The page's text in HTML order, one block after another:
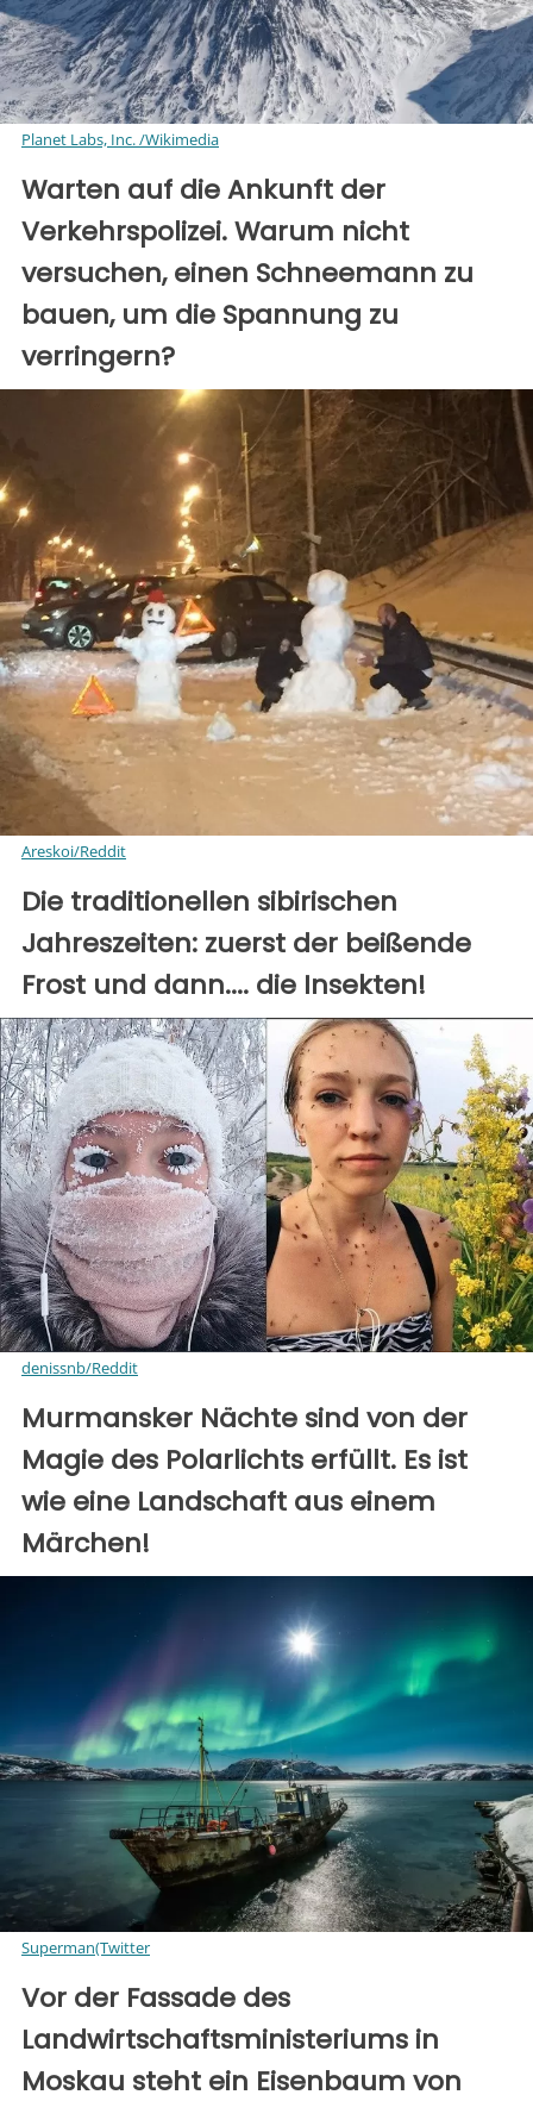
Planet Labs, Inc. /Wikimedia
Warten auf die Ankunft der
Verkehrspolizei. Warum nicht
versuchen, einen Schneemann zu
bauen, um die Spannung zu
verringern?
Areskoi/Reddit
Die traditionellen sibirischen
Jahreszeiten: zuerst der beißende
Frost und dann.... die Insekten!
denissnb/Reddit
Murmansker Nächte sind von der
Magie des Polarlichts erfüllt. Es ist
wie eine Landschaft aus einem
Märchen!
Superman(Twitter
Vor der Fassade des
Landwirtschaftsministeriums in
Moskau steht ein Eisenbaum von